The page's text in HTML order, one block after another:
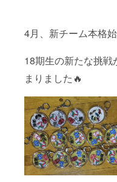
4月、新チーム本格
18期生の新たな挑戦
まりました🔥